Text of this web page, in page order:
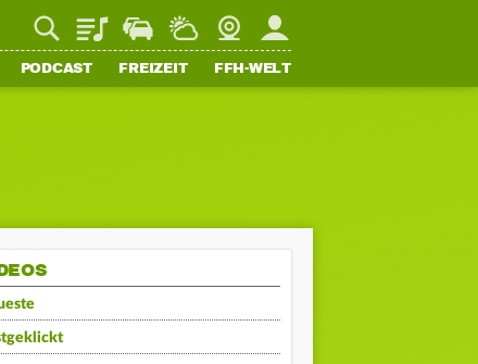
PlaylistStaupilotWetterWebcamMein FFH
PODCAST FREIZEIT FFH-WELT